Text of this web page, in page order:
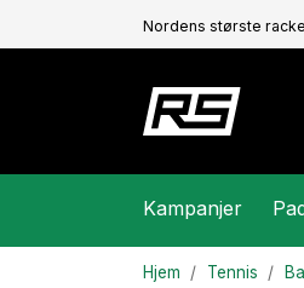
Nordens største
Kampanjer
Hjem Tennis